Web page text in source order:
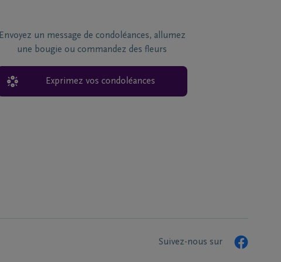
Envoyez un message de condoléances, allumez
une bougie ou commandez des fleurs
Exprimez vos condoléances
Suivez-nous sur